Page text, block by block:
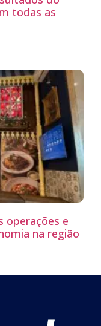
todas as
operações e
na região